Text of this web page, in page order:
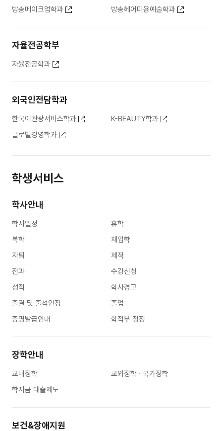
방송메이크업학과 방송헤어미용예술학과
자율전공학부
자율전공학과
외국인전담학과
한국어관광서비스학과
K-BEAUTY학과
글로벌경영학과
학생서비스
학사안내
학사일정
휴학
복학
재입학
자퇴
제적
전과
수강신청
성적
학사경고
출결 및 출석인정
졸업
증명발급안내
학적부 정정
장학안내
교내장학
교외장학 · 국가장학
학자금 대출제도
보건&장애지원